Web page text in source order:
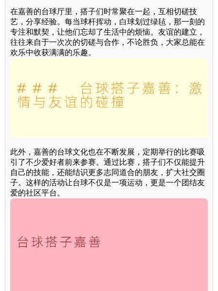
在嘉善的台球厅里，搭子们时常聚在一起，互相切磋技
艺，分享经验。每当球杆挥动，白球划过绿毡，那一刻的
专注和默契，让他们忘却了生活中的烦恼。友谊的建立，
往往来自于一次次的切磋与合作，不论胜负，大家总能在
欢乐中收获满满的乐趣。
此外，嘉善的台球文化也在不断发展，定期举行的比赛吸
引了不少爱好者前来参赛。通过比赛，搭子们不仅能提升
自己的技能，还能结识更多志同道合的朋友，扩大社交圈
子。这样的活动让台球不仅是一项运动，更是一个团结友
爱的社区平台。